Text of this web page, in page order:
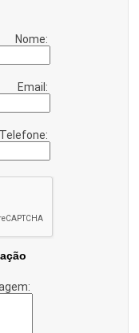
Nome:
Email:
Telefone: